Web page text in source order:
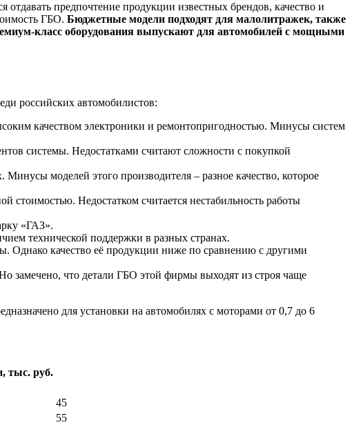
предпочтение продукции известных брендов, качество и
ГБО. Бюджетные модели подходят для малолитражек, также
класс оборудования выпускают для автомобилей с мощными
российских автомобилистов:
качеством электроники и ремонтопригодностью. Минусы систем
системы. Недостатками считают сложности с покупкой
моделей этого производителя – разное качество, которое
стоимостью. Недостатком считается нестабильность работы
«ГАЗ».
технической поддержки в разных странах.
Однако качество её продукции ниже по сравнению с другими
замечено, что детали ГБО этой фирмы выходят из строя чаще
для установки на автомобилях с моторами от 0,7 до 6
тыс. руб.
45
55